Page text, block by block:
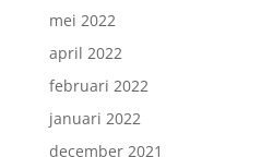
mei 2022
april 2022
februari 2022
januari 2022
december 2021